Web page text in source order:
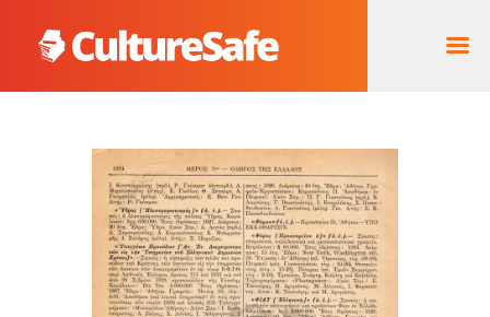
ΑΡΧΙΚΉ
ΦΟΡΈΑΣ ΥΛΟΠΟΊΗΣΗΣ
& ΈΡΓΑ
ΘΗΣΑΥΡΌΣ
ΤΕΚΜΗΡΊΩΝ